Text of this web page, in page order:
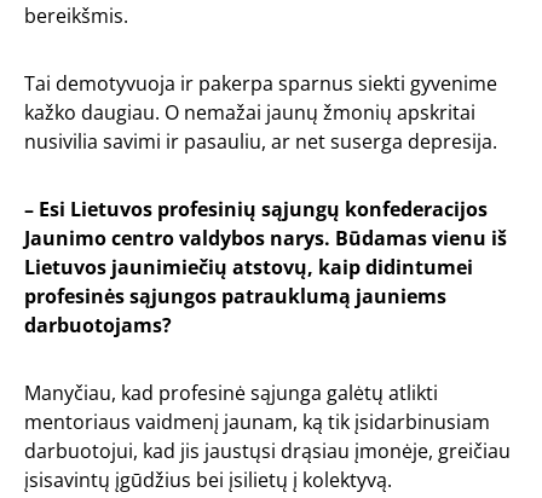
bereikšmis.
Tai demotyvuoja ir pakerpa sparnus siekti gyvenime
kažko daugiau. O nemažai jaunų žmonių apskritai
nusivilia savimi ir pasauliu, ar net suserga depresija.
– Esi Lietuvos profesinių sąjungų konfederacijos
Jaunimo centro valdybos narys. Būdamas vienu iš
Lietuvos jaunimiečių atstovų, kaip didintumei
profesinės sąjungos patrauklumą jauniems
darbuotojams?
Manyčiau, kad profesinė sąjunga galėtų atlikti
mentoriaus vaidmenį jaunam, ką tik įsidarbinusiam
darbuotojui, kad jis jaustųsi drąsiau įmonėje, greičiau
įsisavintų įgūdžius bei įsilietų į kolektyvą.